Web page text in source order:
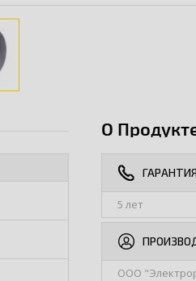
О
ГАРАНТИЯ
5 лет
ООО